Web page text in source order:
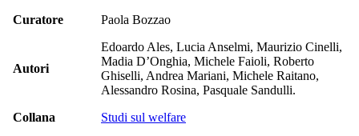
Curatore
Paola Bozzao
Autori
Edoardo Ales, Lucia Anselmi, Maurizio Cinelli,
Madia D’Onghia, Michele Faioli, Roberto
Ghiselli, Andrea Mariani, Michele Raitano,
Alessandro Rosina, Pasquale Sandulli.
Collana
Studi sul welfare